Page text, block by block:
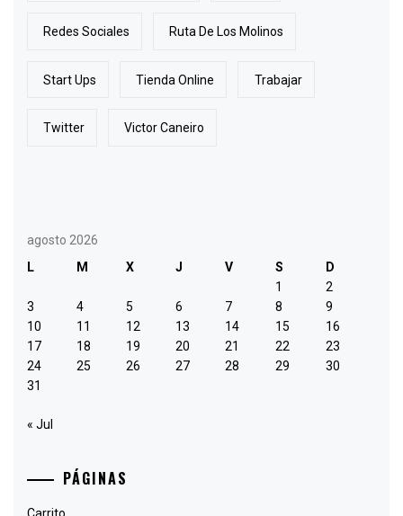
Redes Sociales Ruta De Los Molinos
Start Ups Tienda Online Trabajar
Twitter Victor Caneiro
agosto 2026
L
M X J V S
D
1
2
3
4 5 6 7 8
9
10
11 12 13 14 15
16
17
18 19 20 21 22
23
24
25 26 27 28 29
30
31
« Jul
PÁGINAS
Carrito